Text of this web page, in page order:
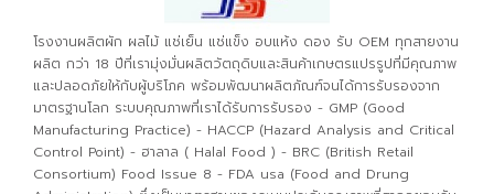
รหัสป้องกันสแปม
ใส่รหัสให้ตรงกับรูปภาพที่ปรากฏ
โรงงานผลิตผัก ผลไม้ แช่เย็น แช่แข็ง อบแห้ง ดอง รับ OEM ทุกสายงาน
ผลิต กว่า 18 ปีที่เรามุ่งมั่นผลิตวัตถุดิบและสินค้าเกษตรแปรรูปที่มีคุณภาพ
และปลอดภัยให้กับผู้บริโภค พร้อมพัฒนาผลิตภัณฑ์จนได้การรับรองจาก
มาตรฐานโลก ระบบคุณภาพที่เราได้รับการรับรอง - GMP (Good
Manufacturing Practice) - HACCP (Hazard Analysis and Critical
Control Point) - ฮาลาล ( Halal Food ) - BRC (British Retail
Consortium) Food Issue 8 - FDA usa (Food and Drung